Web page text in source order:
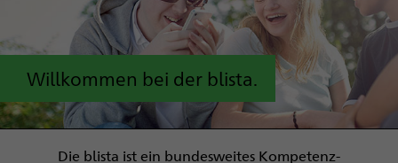
Willkommen bei der blista.
Die blista ist ein bundesweites Kompetenz­